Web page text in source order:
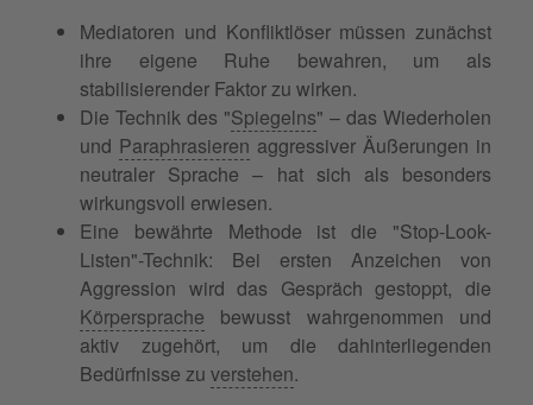
Mediatoren und Konfliktlöser müssen zunächst
ihre eigene Ruhe bewahren, um als
stabilisierender Faktor zu wirken.
Die Technik des "Spiegelns" – das Wiederholen
und Paraphrasieren aggressiver Äußerungen in
neutraler Sprache – hat sich als besonders
wirkungsvoll erwiesen.
Eine bewährte Methode ist die "Stop-Look-
Listen"-Technik: Bei ersten Anzeichen von
Aggression wird das Gespräch gestoppt, die
Körpersprache bewusst wahrgenommen und
aktiv zugehört, um die dahinterliegenden
Bedürfnisse zu verstehen.